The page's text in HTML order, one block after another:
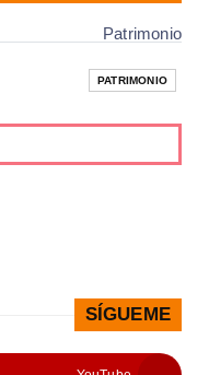
Patrimonio
PATRIMONIO
SÍGUEME